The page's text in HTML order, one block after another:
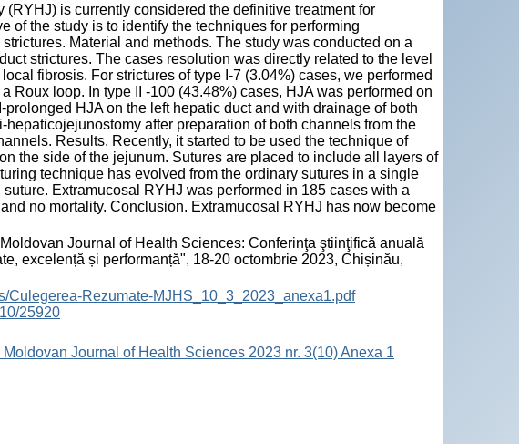
is currently considered the definitive treatment for
of the study is to identify the techniques for performing
Material and methods. The study was conducted on a
strictures. The cases resolution was directly related to the level
fibrosis. For strictures of type I-7 (3.04%) cases, we performed
Roux loop. In type II -100 (43.48%) cases, HJA was performed on
HJA on the left hepatic duct and with drainage of both
hepaticojejunostomy after preparation of both channels from the
Results. Recently, it started to be used the technique of
the side of the jejunum. Sutures are placed to include all layers of
technique has evolved from the ordinary sutures in a single
Extramucosal RYHJ was performed in 185 cases with a
no mortality. Conclusion. Extramucosal RYHJ has now become
Journal of Health Sciences: Conferinţa ştiinţifică anuală
excelență și performanță", 18-20 octombrie 2023, Chișinău,
Culegerea-Rezumate-MJHS_10_3_2023_anexa1.pdf
25920
Journal of Health Sciences 2023 nr. 3(10) Anexa 1